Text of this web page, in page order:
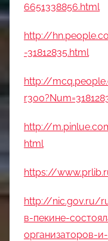
6651338856.html
http://
-31812835.html
http://
http://
html
https://
http://nic.gov.ru/
в-пекине-
организаторов-